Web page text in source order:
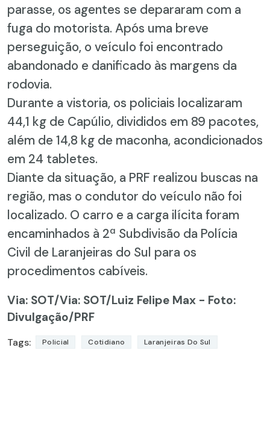
parasse, os agentes se depararam com a
fuga do motorista. Após uma breve
perseguição, o veículo foi encontrado
abandonado e danificado às margens da
rodovia.
Durante a vistoria, os policiais localizaram
44,1 kg de Capúlio, divididos em 89 pacotes,
além de 14,8 kg de maconha, acondicionados
em 24 tabletes.
Diante da situação, a PRF realizou buscas na
região, mas o condutor do veículo não foi
localizado. O carro e a carga ilícita foram
encaminhados à 2ª Subdivisão da Polícia
Civil de Laranjeiras do Sul para os
procedimentos cabíveis.
Via: SOT/Via: SOT/Luiz Felipe Max - Foto:
Divulgação/PRF
Tags: Policial Cotidiano Laranjeiras Do Sul